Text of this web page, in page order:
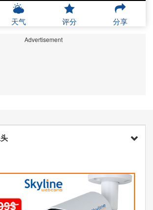
天气 评分 分享
Advertisement